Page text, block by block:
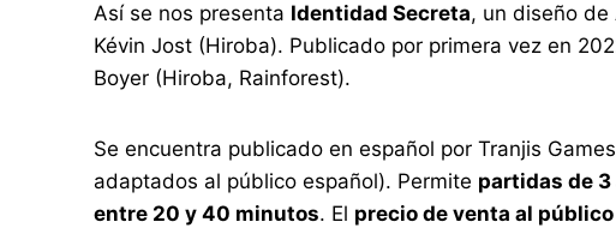
Así se nos presenta Identidad Secreta, un diseño de
Kévin Jost (Hiroba). Publicado por primera vez en
Boyer (Hiroba, Rainforest).
Se encuentra publicado en español por Tranjis
adaptados al público español). Permite partidas de 3
entre 20 y 40 minutos. El precio de venta al